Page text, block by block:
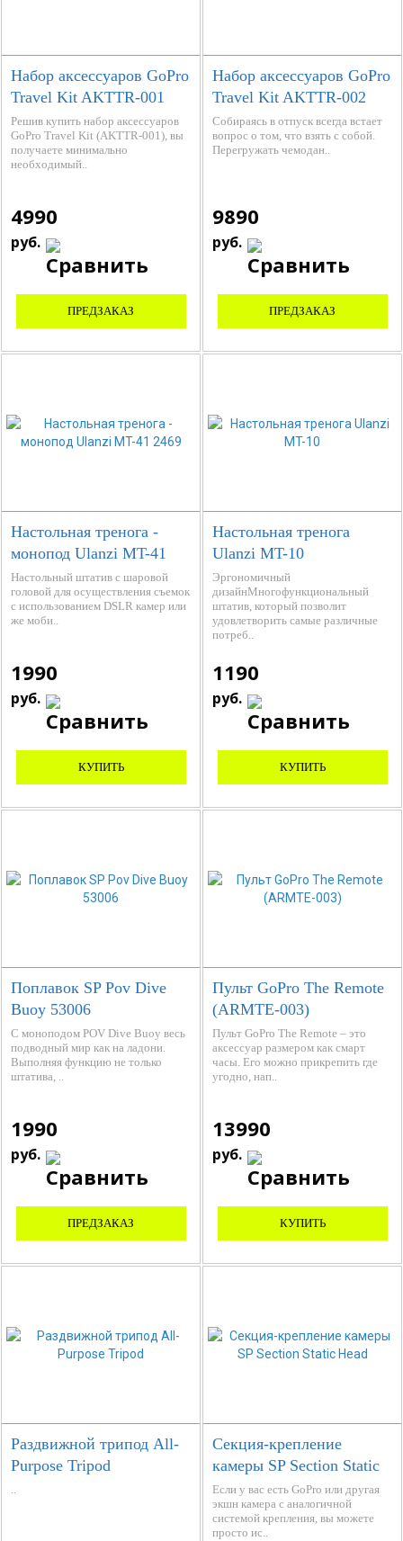
Набор аксессуаров GoPro
Travel Kit AKTTR-001
Решив купить набор аксессуаров
GoPro Travel Kit (AKTTR-001), вы
получаете минимально
необходимый..
4990
руб.
ПРЕДЗАКАЗ
Набор аксессуаров GoPro
Travel Kit AKTTR-002
Собираясь в отпуск всегда встает
вопрос о том, что взять с собой.
Перегружать чемодан..
9890
руб.
ПРЕДЗАКАЗ
Настольная тренога -
монопод Ulanzi MT-41
2469
Настольный штатив с шаровой
головой для осуществления съемок
с использованием DSLR камер или
же моби..
1990
руб.
КУПИТЬ
Настольная тренога
Ulanzi MT-10
Эргономичный
дизайнМногофункциональный
штатив, который позволит
удовлетворить самые различные
потреб..
1190
руб.
КУПИТЬ
Поплавок SP Pov Dive
Buoy 53006
С моноподом POV Dive Buoy весь
подводный мир как на ладони.
Выполняя функцию не только
штатива, ..
1990
руб.
ПРЕДЗАКАЗ
Пульт GoPro The Remote
(ARMTE-003)
Пульт GoPro The Remote – это
аксессуар размером как смарт
часы. Его можно прикрепить где
угодно, нап..
13990
руб.
КУПИТЬ
Раздвижной трипод All-
Purpose Tripod
..
Секция-крепление
камеры SP Section Static
Head
Если у вас есть GoPro или другая
экшн камера с аналогичной
системой крепления, вы можете
просто ис..